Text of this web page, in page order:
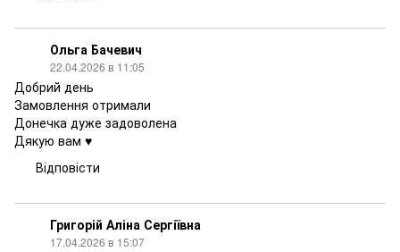
Ольга Бачевич
22.04.2026 в 11:05
Добрий день
Замовлення отримали
Донечка дуже задоволена
Дякую вам ♥️
Відповісти
Григорій Аліна Сергіївна
17.04.2026 в 15:07